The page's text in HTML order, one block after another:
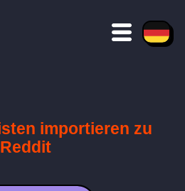
importieren zu
Reddit